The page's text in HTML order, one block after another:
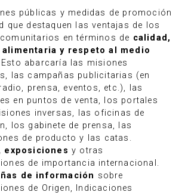
públicas y medidas de promoción
que destaquen las ventajas de los
en términos de calidad,
y respeto al medio
Esto abarcaría las misiones
las campañas publicitarias (en
prensa, eventos, etc.), las
en puntos de venta, los portales
inversas, las oficinas de
los gabinete de prensa, las
de producto y las catas.
exposicionesy otras
de importancia internacional.
de información sobre
de Origen, Indicaciones